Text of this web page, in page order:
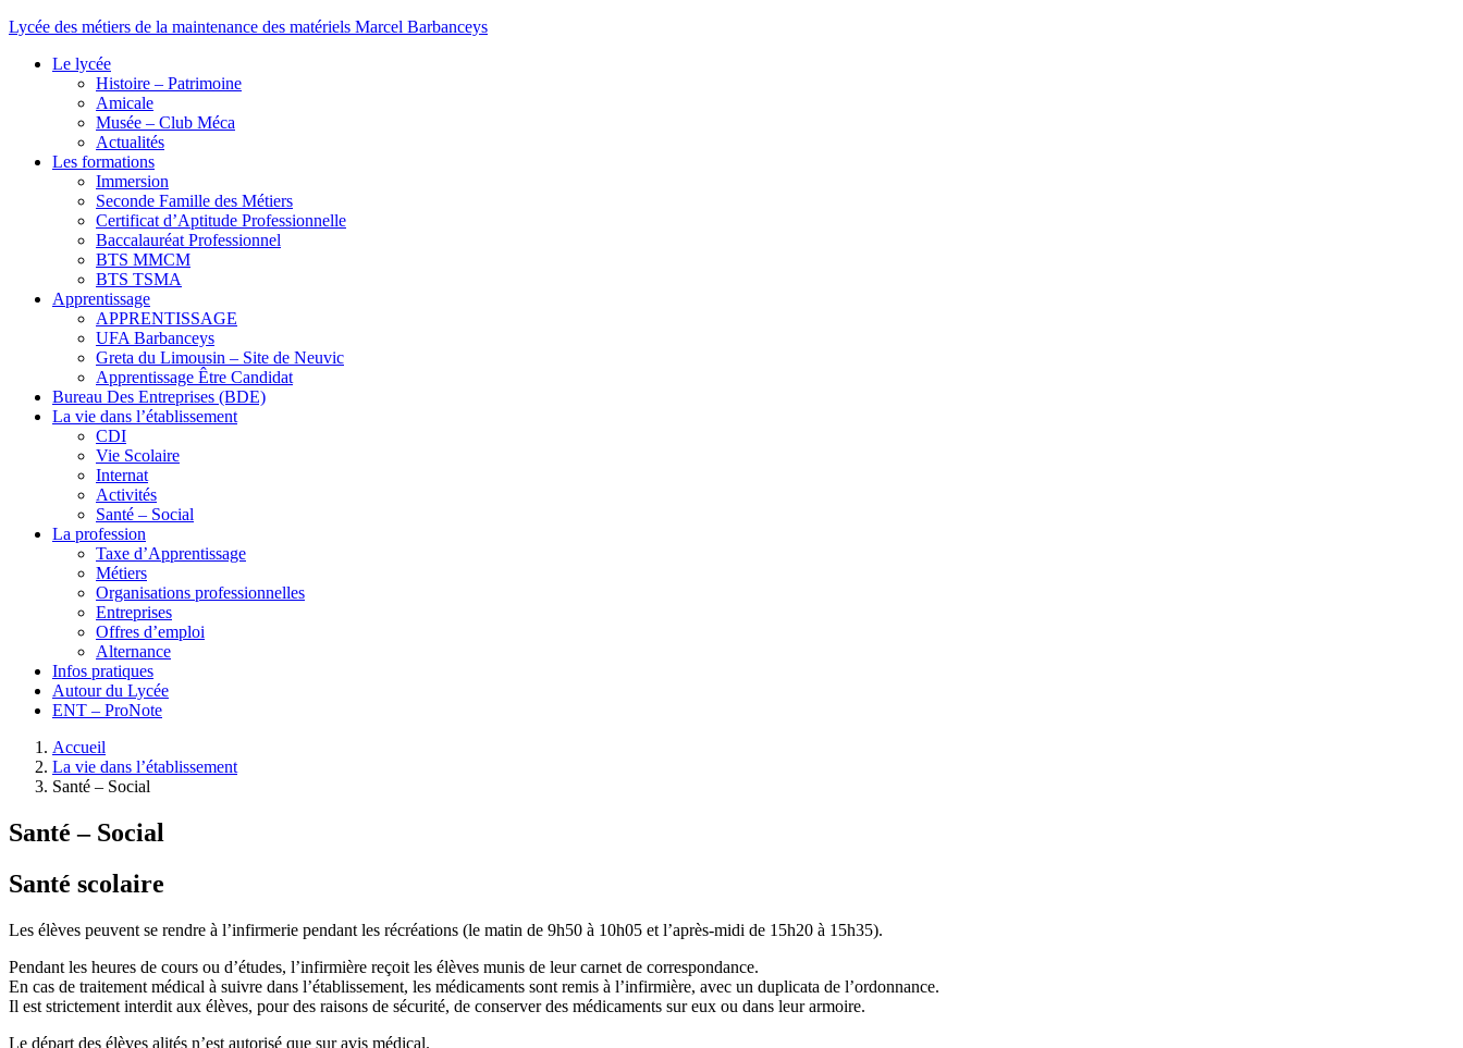
Lycée des métiers de la maintenance des matériels Marcel Barbanceys
Le lycée
Histoire – Patrimoine
Amicale
Musée – Club Méca
Actualités
Les formations
Immersion
Seconde Famille des Métiers
Certificat d’Aptitude Professionnelle
Baccalauréat Professionnel
BTS MMCM
BTS TSMA
Apprentissage
APPRENTISSAGE
UFA Barbanceys
Greta du Limousin – Site de Neuvic
Apprentissage Être Candidat
Bureau Des Entreprises (BDE)
La vie dans l’établissement
CDI
Vie Scolaire
Internat
Activités
Santé – Social
La profession
Taxe d’Apprentissage
Métiers
Organisations professionnelles
Entreprises
Offres d’emploi
Alternance
Infos pratiques
Autour du Lycée
ENT – ProNote
Accueil
La vie dans l’établissement
Santé – Social
Santé – Social
Santé scolaire
Les élèves peuvent se rendre à l’infirmerie pendant les récréations (le matin de 9h50 à 10h05 et l’après-midi de 15h20 à 15h35).
Pendant les heures de cours ou d’études, l’infirmière reçoit les élèves munis de leur carnet de correspondance.
En cas de traitement médical à suivre dans l’établissement, les médicaments sont remis à l’infirmière, avec un duplicata de l’ordonnance.
Il est strictement interdit aux élèves, pour des raisons de sécurité, de conserver des médicaments sur eux ou dans leur armoire.
Le départ des élèves alités n’est autorisé que sur avis médical.